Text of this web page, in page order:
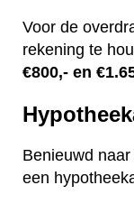
Voor de
rekening te
€800,- en
Benieuwd
een